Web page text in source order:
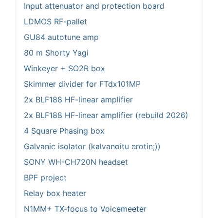
Input attenuator and protection board
LDMOS RF-pallet
GU84 autotune amp
80 m Shorty Yagi
Winkeyer + SO2R box
Skimmer divider for FTdx101MP
2x BLF188 HF-linear amplifier
2x BLF188 HF-linear amplifier (rebuild 2026)
4 Square Phasing box
Galvanic isolator (kalvanoitu erotin;))
SONY WH-CH720N headset
BPF project
Relay box heater
N1MM+ TX-focus to Voicemeeter